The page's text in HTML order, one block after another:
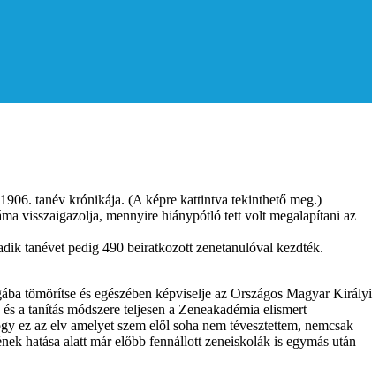
tanév krónikája. (A képre kattintva tekinthető meg.)
visszaigazolja, mennyire hiánypótló tett volt megalapítani az
tanévet pedig 490 beiratkozott zenetanulóval kezdték.
tömörítse és egészében képviselje az Országos Magyar Királyi
a tanítás módszere teljesen a Zeneakadémia elismert
ez az elv amelyet szem elől soha nem tévesztettem, nemcsak
hatása alatt már előbb fennállott zeneiskolák is egymás után